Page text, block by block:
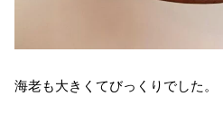
海老も大きくてびっくりでした。